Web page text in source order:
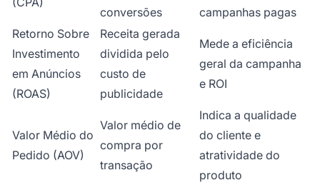
conversões
campanhas pagas
Retorno Sobre
Investimento
em Anúncios
(ROAS)
Receita gerada
dividida pelo
custo de
publicidade
Mede a eficiência
geral da campanha
e ROI
Valor Médio do
Pedido (AOV)
Valor médio de
compra por
transação
Indica a qualidade
do cliente e
atratividade do
produto